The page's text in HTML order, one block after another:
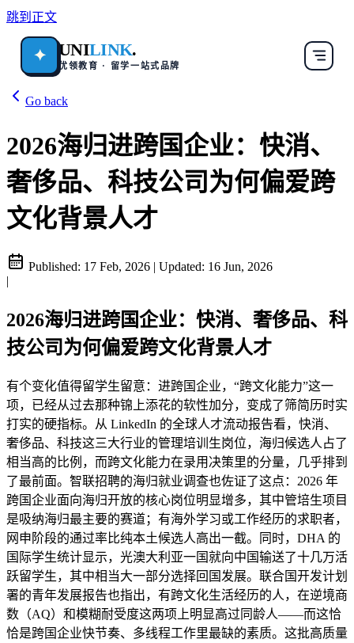
跳到正文
✦ UNILINK.
优领教育 · 留学一站式品牌
Go back
2026海归进跨国企业：快消、
奢侈品、科技公司为何偏爱跨
文化背景人才
Published: 17 Feb, 2026 | Updated: 16 Jun, 2026
|
2026海归进跨国企业：快消、奢侈品、科
技公司为何偏爱跨文化背景人才
有个变化值得留学生留意：进跨国企业，“跨文化能力”这一
项，已经从过去那种锦上添花的软性加分，变成了筛简历时实
打实的硬指标。从 LinkedIn 的全球人才流动报告看，快消、
奢侈品、科技这三大行业的管理培训生岗位，海归候选人占了
相当高的比例，而跨文化能力在录用决策里的分量，几乎排到
了最前面。智联招聘的海归就业调查也佐证了这点：2026 年
跨国企业面向海归开放的核心岗位明显增多，其中管培生项目
是吸纳海归最主要的赛道；有海外学习或工作经历的求职者，
网申阶段的通过率比纯本土候选人高出一截。同时，DHA 的
国际学生统计显示，光澳大利亚一国就向中国输送了十几万活
跃留学生，其中相当大一部分选择回国发展。联合国开发计划
署的青年发展报告也指出，有跨文化生活经历的人，在逆境商
数（AQ）和模糊耐受度这两项上明显高过同龄人——而这恰
恰是跨国企业快节奏、多线程工作里最缺的素质。这批高质量